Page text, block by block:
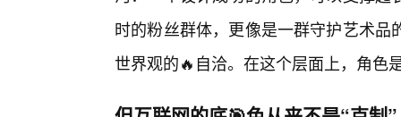
时的粉丝群体，更像是一群守护艺术
世界观的🔥自洽。在这个层面上，角色